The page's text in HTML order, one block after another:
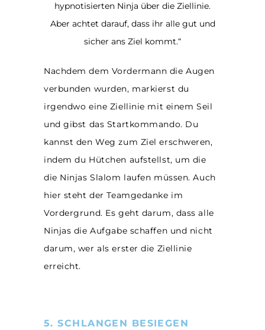
hypnotisierten Ninja über die Ziellinie.
Aber achtet darauf, dass ihr alle gut und
sicher ans Ziel kommt.“
Nachdem dem Vordermann die Augen
verbunden wurden, markierst du
irgendwo eine Ziellinie mit einem Seil
und gibst das Startkommando. Du
kannst den Weg zum Ziel erschweren,
indem du Hütchen aufstellst, um die
die Ninjas Slalom laufen müssen. Auch
hier steht der Teamgedanke im
Vordergrund. Es geht darum, dass alle
Ninjas die Aufgabe schaffen und nicht
darum, wer als erster die Ziellinie
erreicht.
5. SCHLANGEN BESIEGEN